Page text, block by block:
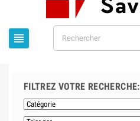

FILTREZ VOTRE RECHERCHE: